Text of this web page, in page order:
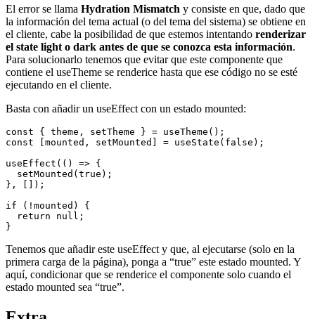
El error se llama Hydration Mismatch y consiste en que, dado que
la información del tema actual (o del tema del sistema) se obtiene en
el cliente, cabe la posibilidad de que estemos intentando renderizar
el state light o dark antes de que se conozca esta información.
Para solucionarlo tenemos que evitar que este componente que
contiene el useTheme se renderice hasta que ese código no se esté
ejecutando en el cliente.
Basta con añadir un useEffect con un estado mounted:
const { theme, setTheme } = useTheme();
const [mounted, setMounted] = useState(false);
useEffect(() => {
  setMounted(true);
}, []);
if (!mounted) {
  return null;
Tenemos que añadir este useEffect y que, al ejecutarse (solo en la
primera carga de la página), ponga a “true” este estado mounted. Y
aquí, condicionar que se renderice el componente solo cuando el
estado mounted sea “true”.